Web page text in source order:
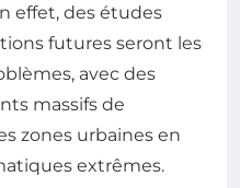
effet, des études
futures seront les
avec des
massifs de
zones urbaines en
extrêmes.